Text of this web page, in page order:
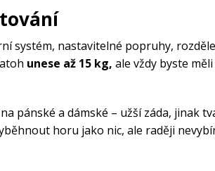
systém, nastavitelné popruhy,
unese až 15 kg, ale vždy byste
pánské a dámské – užší záda, jinak
horu jako nic, ale raději